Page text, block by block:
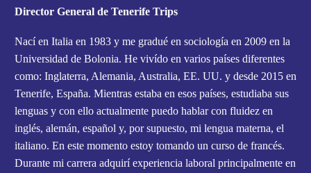
Director General de Tenerife Trips
Nací en Italia en 1983 y me gradué en sociología en 2009 en la
Universidad de Bolonia. He vivído en varios países diferentes
como: Inglaterra, Alemania, Australia, EE. UU. y desde 2015 en
Tenerife, España. Mientras estaba en esos países, estudiaba sus
lenguas y con ello actualmente puedo hablar con fluidez en
inglés, alemán, español y, por supuesto, mi lengua materna, el
italiano. En este momento estoy tomando un curso de francés.
Durante mi carrera adquirí experiencia laboral principalmente en